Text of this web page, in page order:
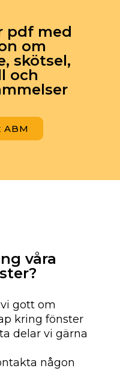
pdf med
om
skötsel,
och
ABM
våra
gott om
kring fönster
delar vi gärna
någon